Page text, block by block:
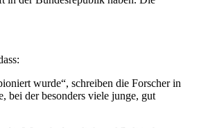
wurde“, schreiben die Forscher in
bei der besonders viele junge, gut